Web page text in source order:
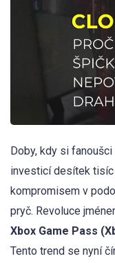
Doby, kdy si
investicí desítek tisíc
kompromisem v
pryč. Revoluce
Xbox Game Pass
Tento trend se nyní